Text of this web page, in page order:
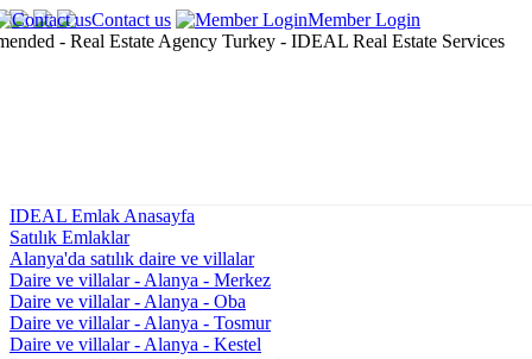
Contact us Member Login
IDEAL Emlak Anasayfa
Satılık Emlaklar
Alanya'da satılık daire ve villalar
Daire ve villalar - Alanya - Merkez
Daire ve villalar - Alanya - Oba
Daire ve villalar - Alanya - Tosmur
Daire ve villalar - Alanya - Kestel